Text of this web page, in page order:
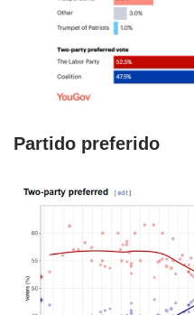
Partido preferido